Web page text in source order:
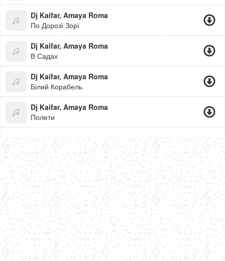
Dj Kaifar, Amaya Roma
По Дорозї Зорї
Dj Kaifar, Amaya Roma
В Садах
Dj Kaifar, Amaya Roma
Білий Корабель
Dj Kaifar, Amaya Roma
Полети